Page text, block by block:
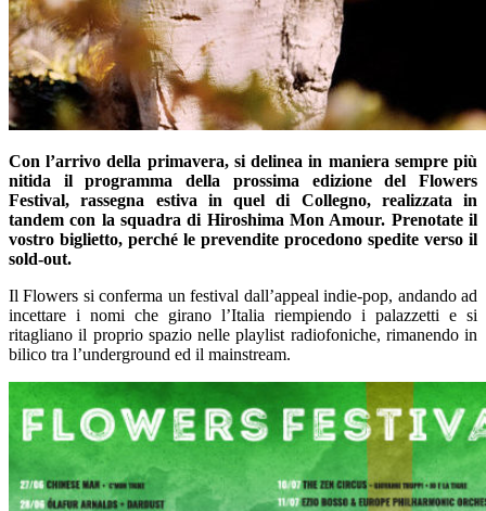
Con l’arrivo della primavera, si delinea in maniera sempre più
nitida il programma della prossima edizione del Flowers
Festival, rassegna estiva in quel di Collegno, realizzata in
tandem con la squadra di Hiroshima Mon Amour. Prenotate il
vostro biglietto, perché le prevendite procedono spedite verso il
sold-out.
Il Flowers si conferma un festival dall’appeal indie-pop, andando ad
incettare i nomi che girano l’Italia riempiendo i palazzetti e si
ritagliano il proprio spazio nelle playlist radiofoniche, rimanendo in
bilico tra l’underground ed il mainstream.